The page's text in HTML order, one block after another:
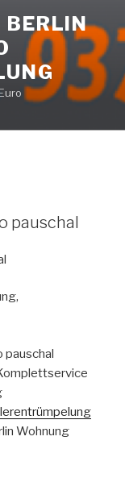
BERLIN
pauschal
pauschal
Wohnung